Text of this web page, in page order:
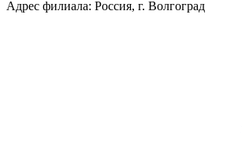
Адрес филиала: Россия, г. Волгоград